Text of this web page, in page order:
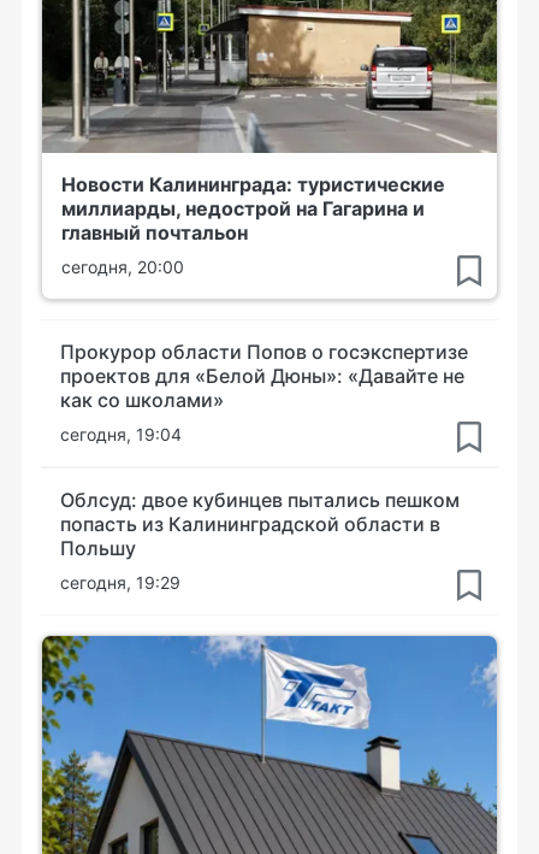
Новости Калининграда: туристические
миллиарды, недострой на Гагарина и
главный почтальон
сегодня, 20:00
Прокурор области Попов о госэкспертизе
проектов для «Белой Дюны»: «Давайте не
как со школами»
сегодня, 19:04
Облсуд: двое кубинцев пытались пешком
попасть из Калининградской области в
Польшу
сегодня, 19:29